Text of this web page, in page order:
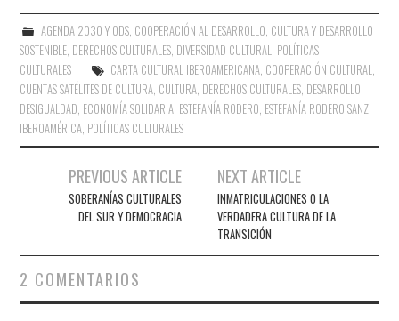
AGENDA 2030 Y ODS, COOPERACIÓN AL DESARROLLO CULTURA Y DESARROLLO
SOSTENIBLE DERECHOS CULTURALES DIVERSIDAD CULTURAL POLÍTICAS
CULTURALES
CARTA CULTURAL IBEROAMERICANA, COOPERACIÓN CULTURAL
CUENTAS SATÉLITES DE CULTURA CULTURA DERECHOS CULTURALES DESARROLLO
DESIGUALDAD ECONOMÍA SOLIDARIA ESTEFANÍA RODERO ESTEFANÍA RODERO SANZ
IBEROAMÉRICA POLÍTICAS CULTURALES
Navegación
entradas
PREVIOUS ARTICLE
SOBERANÍAS CULTURALES
DEL SUR Y DEMOCRACIA
NEXT ARTICLE
INMATRICULACIONES O LA
VERDADERA CULTURA DE LA
TRANSICIÓN
2 COMENTARIOS